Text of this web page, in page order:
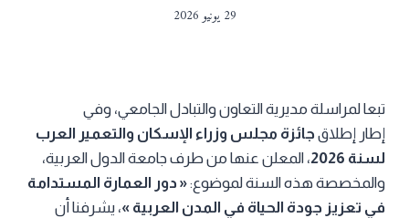
29 يونيو 2026
تبعا لمراسلة مديرية التعاون والتبادل الجامعي، وفي
إطار إطلاق جائزة مجلس وزراء الإسكان والتعمير العرب
لسنة 2026
، المعلن عنها من طرف جامعة الدول العربية،
والمخصصة هذه السنة لموضوع:« دور العمارة المستدامة
في تعزيز جودة الحياة في المدن العربية »، يشرفنا أن